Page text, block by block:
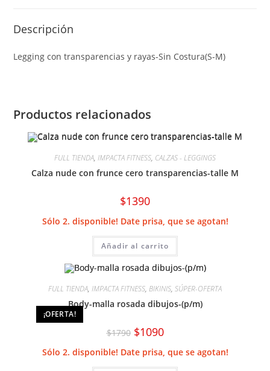
Descripción
Legging con transparencias y rayas-Sin Costura(S-M)
Productos relacionados
FULL TIENDA, IMPACTA FITNESS, CALZAS - LEGGINGS
Calza nude con frunce cero transparencias-talle M
$1390
Sólo 2. disponible! Date prisa, que se agotan!
Añadir al carrito
¡OFERTA!
FULL TIENDA, IMPACTA FITNESS, BIKINIS, SÚPER-OFERTA
Body-malla rosada dibujos-(p/m)
$1790 El
precio
original
era:
$1090El
precio
es:
Sólo 2. disponible! Date prisa, que se agotan!